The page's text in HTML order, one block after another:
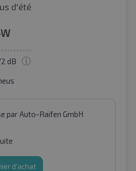
d'été
dB
par Auto-Raifen GmbH
d'achat